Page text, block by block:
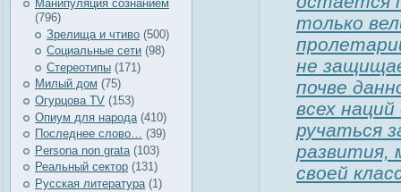
Манипуляция сознанием
(796)
Зрелища и чтиво (500)
Социальные сети (98)
Стереотипы (171)
Милый дом (75)
Огурцова TV (153)
Опиум для народа (410)
Последнее слово… (39)
Рersona non grata (103)
Реальный сектор (131)
Русская литература (1)
только
не
почве
всех
ручаться
развития,
своей